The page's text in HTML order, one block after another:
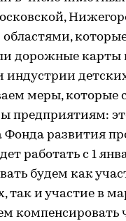
областями,
дорожные карты
меры, которые
предприятиям:
Фонда развития
работать с 1
будем как
так и участие в
компенсировать